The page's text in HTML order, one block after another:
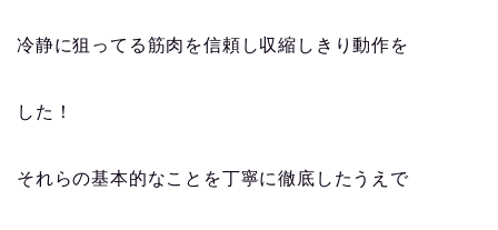
冷静に狙ってる筋肉を信頼し収縮しきり動作を
した！
それらの基本的なことを丁寧に徹底したうえで